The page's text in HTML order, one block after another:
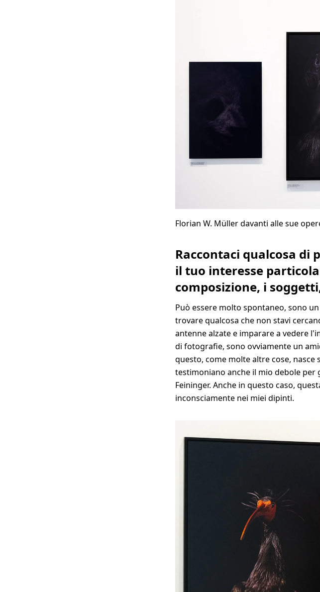
Florian W. Müller davanti alle sue
Raccontaci qualcosa di
il tuo interesse
composizione, i
Può essere molto spontaneo, sono
trovare qualcosa che non stavi
antenne alzate e imparare a vedere
di fotografie, sono ovviamente un
questo, come molte altre cose,
testimoniano anche il mio debole
Feininger. Anche in questo caso,
inconsciamente nei miei dipinti.